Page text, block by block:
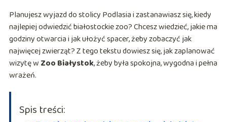
Planujesz wyjazd do stolicy Podlasia i zastanawiasz się, kiedy
najlepiej odwiedzić białostockie zoo? Chcesz wiedzieć, jakie ma
godziny otwarcia i jak ułożyć spacer, żeby zobaczyć jak
najwięcej zwierząt? Z tego tekstu dowiesz się, jak zaplanować
wizytę w Zoo Białystok, żeby była spokojna, wygodna i pełna
wrażeń.
Spis treści: